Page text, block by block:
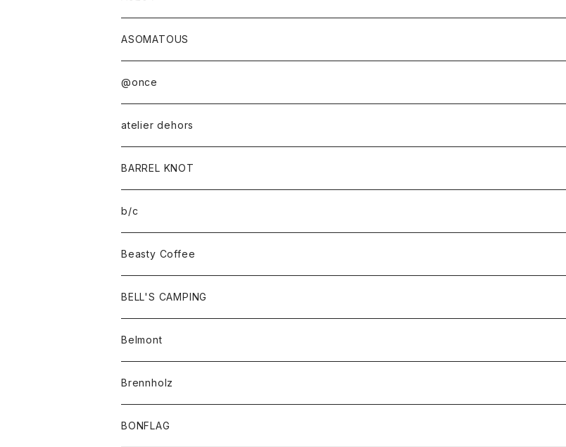
ASOMATOUS
@once
atelier dehors
BARREL KNOT
b/c
Beasty Coffee
BELL'S CAMPING
Belmont
Brennholz
BONFLAG